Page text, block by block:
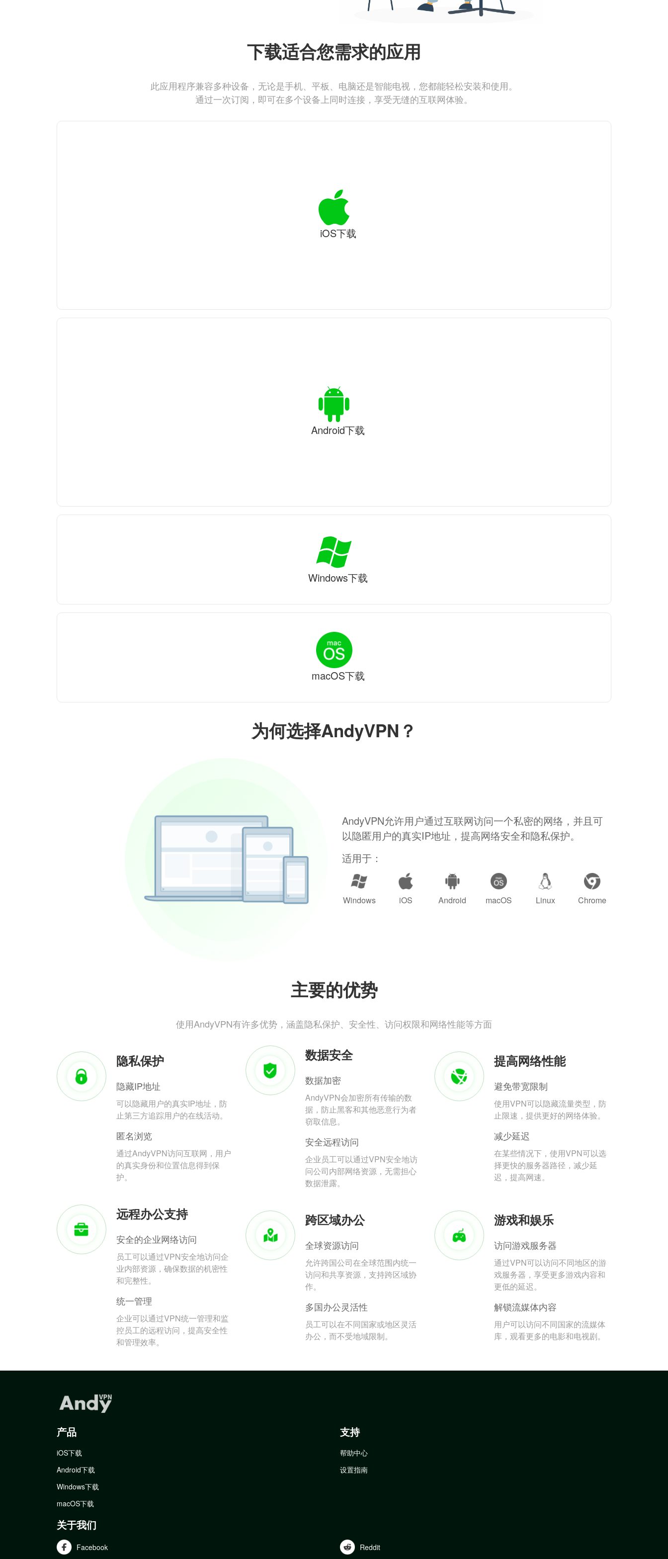
为何选择AndyVPN？
AndyVPN允许用户通过互联网访问一个私密的网络，并且可
以隐匿用户的真实IP地址，提高网络安全和隐私保护。
适用于：
Windows iOS Android macOS Linux Chrome
主要的优势
使用AndyVPN有许多优势，涵盖隐私保护、安全性、访问权限和网络性能等方面
隐私保护
隐藏IP地址
可以隐藏用户的真实IP地址，防
止第三方追踪用户的在线活动。
匿名浏览
通过AndyVPN访问互联网，用户
的真实身份和位置信息得到保
护。
数据安全
数据加密
AndyVPN会加密所有传输的数
据，防止黑客和其他恶意行为者
窃取信息。
安全远程访问
企业员工可以通过VPN安全地访
问公司内部网络资源，无需担心
数据泄露。
提高网络性能
避免带宽限制
使用VPN可以隐藏流量类型，防
止限速，提供更好的网络体验。
减少延迟
在某些情况下，使用VPN可以选
择更快的服务器路径，减少延
迟，提高网速。
远程办公支持
安全的企业网络访问
员工可以通过VPN安全地访问企
业内部资源，确保数据的机密性
和完整性。
统一管理
企业可以通过VPN统一管理和监
控员工的远程访问，提高安全性
和管理效率。
跨区域办公
全球资源访问
允许跨国公司在全球范围内统一
访问和共享资源，支持跨区域协
作。
多国办公灵活性
员工可以在不同国家或地区灵活
办公，而不受地域限制。
游戏和娱乐
访问游戏服务器
通过VPN可以访问不同地区的游
戏服务器，享受更多游戏内容和
更低的延迟。
解锁流媒体内容
用户可以访问不同国家的流媒体
库，观看更多的电影和电视剧。
下载适合您需求的应用
此应用程序兼容多种设备，无论是手机、平板、电脑还是智能电视，您都能轻松安装和使用。
通过一次订阅，即可在多个设备上同时连接，享受无缝的互联网体验。
iOS下载
Android下载
Windows下载
macOS下载
产品
iOS下载
Android下载
Windows下载
macOS下载
支持
帮助中心
设置指南
关于我们
Facebook Reddit